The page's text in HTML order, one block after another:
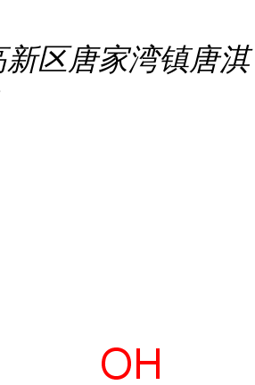
新区唐家湾镇唐淇